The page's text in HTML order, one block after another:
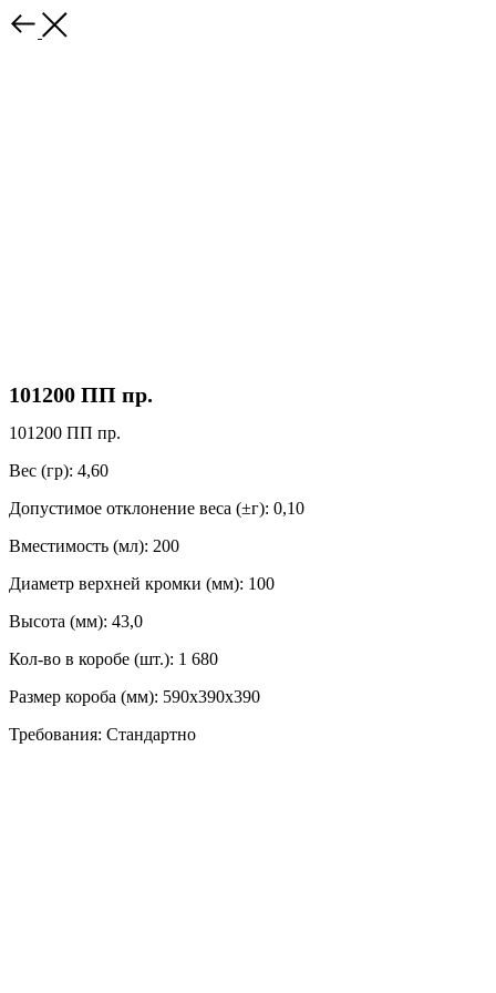
Назад
101200 ПП пр.
101200 ПП пр.
Вес (гр): 4,60
Допустимое отклонение веса (±г): 0,10
Вместимость (мл): 200
Диаметр верхней кромки (мм): 100
Высота (мм): 43,0
Кол-во в коробе (шт.): 1 680
Размер короба (мм): 590х390х390
Требования: Стандартно